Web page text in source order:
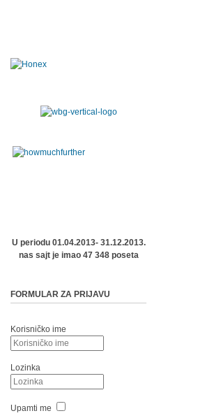
U periodu 01.04.2013- 31.12.2013.
nas sajt je imao 47 348 poseta
FORMULAR ZA PRIJAVU
Korisničko ime
Lozinka
Upamti me